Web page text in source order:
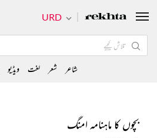
بچوں کا ماہنامہ امنگ
URD
شاعر شعر لغت ویڈیو